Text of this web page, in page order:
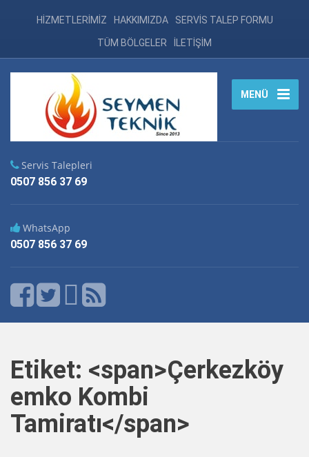
HİZMETLERİMİZ HAKKIMIZDA SERVİS TALEP FORMU
TÜM BÖLGELER İLETİŞİM
MENÜ
Servis Talepleri
0507 856 37 69
WhatsApp
0507 856 37 69
Etiket: <span>Çerkezköy
emko Kombi
Tamiratı</span>